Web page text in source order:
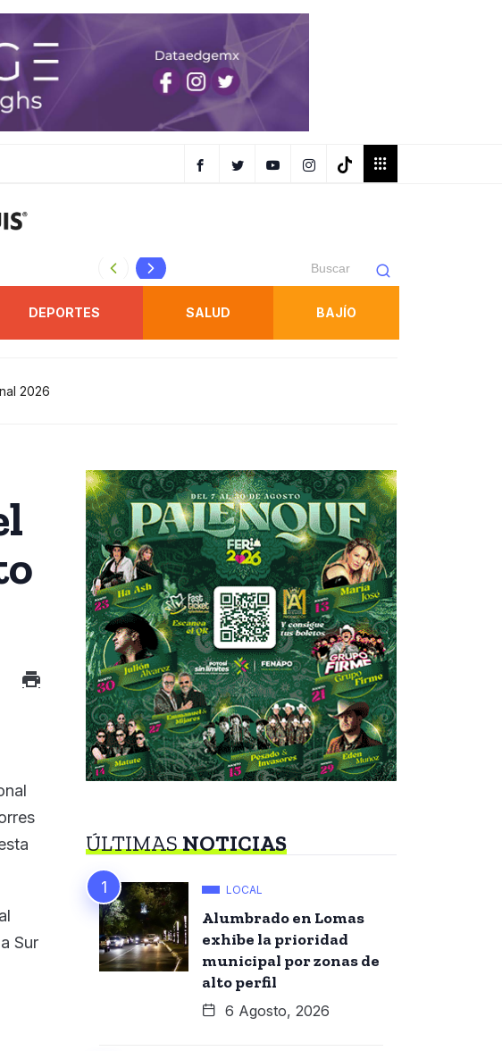
GUARDIA CIVIL ESTATAL DETIENE A DOS PERSONAS
DEPORTES SALUD BAJÍO
2026
Sur
ÚLTIMASNOTICIAS
LOCAL
Alumbrado en Lomas
exhibe la prioridad
municipal por zonas de
alto perfil
6 Agosto, 2026